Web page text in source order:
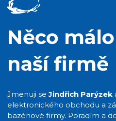
Něco
naší firmě
Jmenuji seJindřich Parýzek
elektronického obchodu a
bazénové firmy. Poradím a